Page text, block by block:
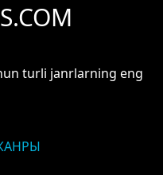
turli janrlarning eng